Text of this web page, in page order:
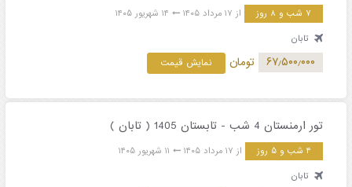
۷ شب و ۸ روز از ۱۷ مرداد ۱۴۰۵
۱۴ شهریور ۱۴۰۵
تابان
۶۷٫۵۰۰٫۰۰۰ تومان نمایش قیمت
تور ارمنستان 4 شب - تابستان 1405 ( تابان )
۴ شب و ۵ روز از ۱۷ مرداد ۱۴۰۵
۱۱ شهریور ۱۴۰۵
تابان